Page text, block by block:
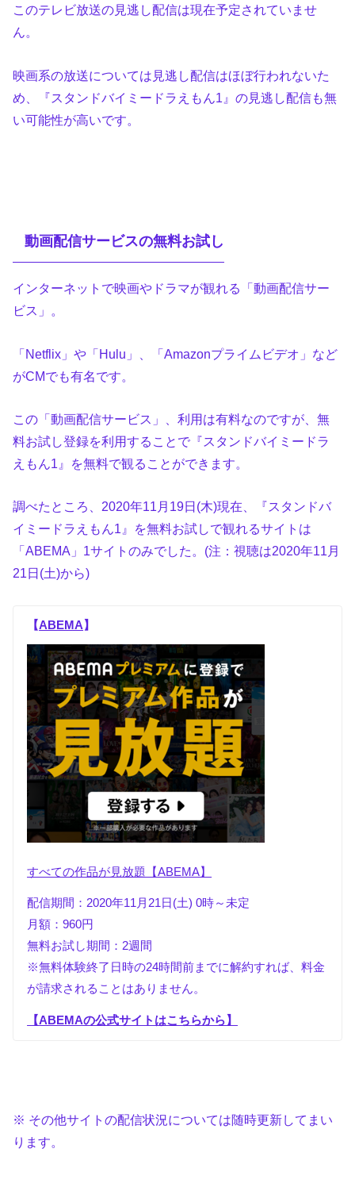
このテレビ放送の見逃し配信は現在予定されていませ
ん。
映画系の放送については見逃し配信はほぼ行われないた
め、『スタンドバイミードラえもん1』の見逃し配信も無
い可能性が高いです。
動画配信サービスの無料お試し
インターネットで映画やドラマが観れる「動画配信サー
ビス」。
「Netflix」や「Hulu」、「Amazonプライムビデオ」など
がCMでも有名です。
この「動画配信サービス」、利用は有料なのですが、無
料お試し登録を利用することで『スタンドバイミードラ
えもん1』を無料で観ることができます。
調べたところ、2020年11月19日(木)現在、『スタンドバ
イミードラえもん1』を無料お試しで観れるサイトは
「ABEMA」1サイトのみでした。(注：視聴は2020年11月
21日(土)から)
【ABEMA】
すべての作品が見放題【ABEMA】
配信期間：2020年11月21日(土) 0時～未定
月額：960円
無料お試し期間：2週間
※無料体験終了日時の24時間前までに解約すれば、料金
が請求されることはありません。
【ABEMAの公式サイトはこちらから】
※ その他サイトの配信状況については随時更新してまい
ります。